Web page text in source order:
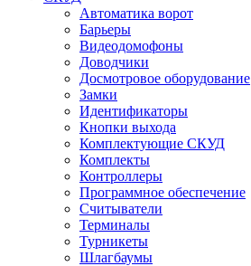
Автоматика ворот
Барьеры
Видеодомофоны
Доводчики
Досмотровое оборудование
Замки
Идентификаторы
Кнопки выхода
Комплектующие СКУД
Комплекты
Контроллеры
Программное обеспечение
Считыватели
Терминалы
Турникеты
Шлагбаумы